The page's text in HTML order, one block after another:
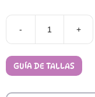
- +
GUÍA DE TALLAS